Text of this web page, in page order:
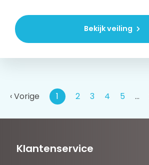
Bekijk veiling
‹ Vorige 1 2 3 4 5 …
Klantenservice